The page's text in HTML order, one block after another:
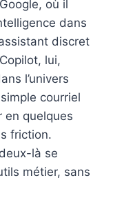
où il
dans
discret
lui,
l’univers
courriel
en quelques
friction.
là se
métier, sans